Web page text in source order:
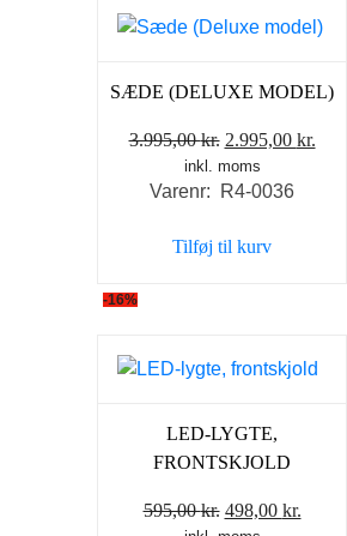
SÆDE (DELUXE MODEL)
3.995,00kr. Den
oprindelige
pris
3.995,00 kr..
2.995,00 kr.
inkl. moms
Varenr: R4-0036
Tilføj til kurv
-16%
LED-LYGTE,
FRONTSKJOLD
595,00kr. Den
498,00 kr.